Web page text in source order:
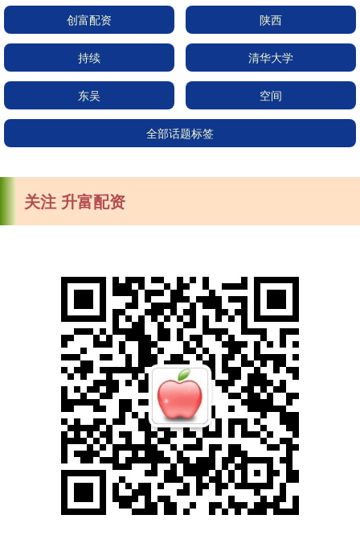
创富配资 陕西
持续 清华大学
东吴 空间
全部话题标签
关注 升富配资